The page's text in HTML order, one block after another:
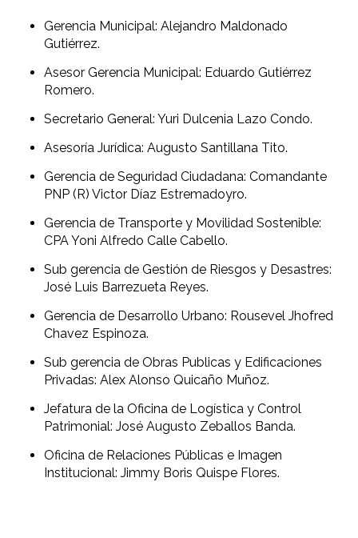
Gerencia Municipal: Alejandro Maldonado
Gutiérrez.
Asesor Gerencia Municipal: Eduardo Gutiérrez
Romero.
Secretario General: Yuri Dulcenia Lazo Condo.
Asesoría Jurídica: Augusto Santillana Tito.
Gerencia de Seguridad Ciudadana: Comandante
PNP (R) Victor Díaz Estremadoyro.
Gerencia de Transporte y Movilidad Sostenible:
CPA Yoni Alfredo Calle Cabello.
Sub gerencia de Gestión de Riesgos y Desastres:
José Luis Barrezueta Reyes.
Gerencia de Desarrollo Urbano: Rousevel Jhofred
Chavez Espinoza.
Sub gerencia de Obras Publicas y Edificaciones
Privadas: Alex Alonso Quicaño Muñoz.
Jefatura de la Oficina de Logística y Control
Patrimonial: José Augusto Zeballos Banda.
Oficina de Relaciones Públicas e Imagen
Institucional: Jimmy Boris Quispe Flores.